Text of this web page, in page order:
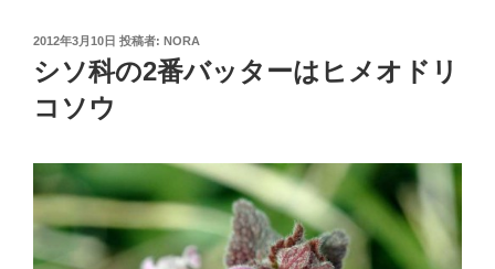
投
稿
日:
2012年3月10日 投稿者: NORA
シソ科の2番バッターはヒメオドリ
コソウ